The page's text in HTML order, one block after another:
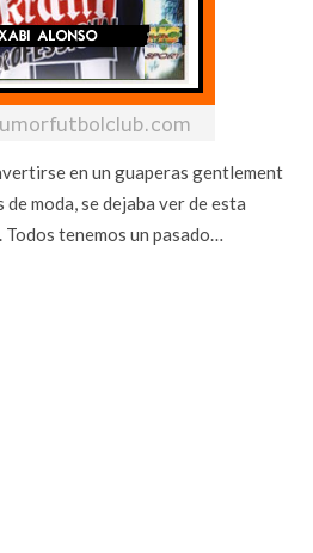
en un guaperas gentlement
moda, se dejaba ver de esta
Todos tenemos un pasado…